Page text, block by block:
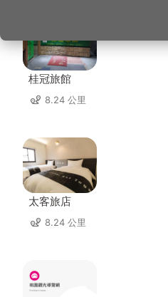
桂冠旅館
8.24 公里
太客旅店
8.24 公里